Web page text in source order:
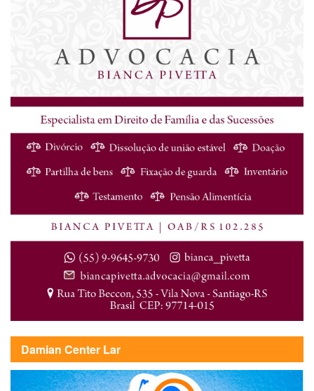
Damian Center Lar